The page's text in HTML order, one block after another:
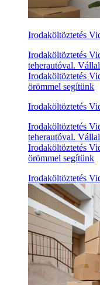
Irodaköltöztetés
Irodaköltöztetés
teherautóval.
Irodaköltöztetés
örömmel segítünk
Irodaköltöztetés
Irodaköltöztetés
teherautóval.
Irodaköltöztetés
örömmel segítünk
Irodaköltöztetés